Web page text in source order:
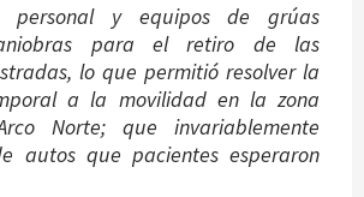
personal y equipos de grúas
para el retiro de las
lo que permitió resolver la
a la movilidad en la zona
Norte; que invariablemente
autos que pacientes esperaron